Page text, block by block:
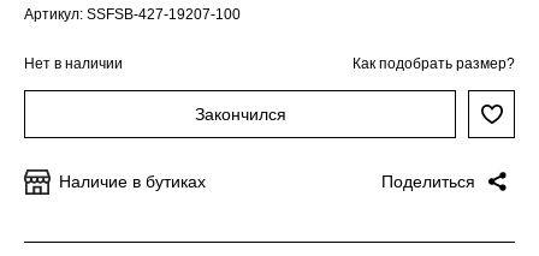
Артикул: SSFSB-427-19207-100
Нет в наличии Как подобрать размер?
Закончился
Наличие в бутиках Поделиться